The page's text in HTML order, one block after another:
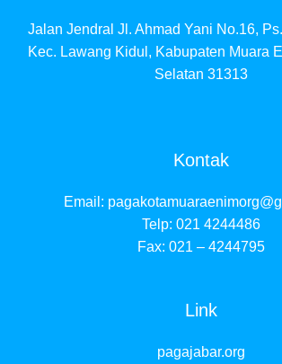
Jalan Jendral Jl. Ahmad Yani No.16,
Kec. Lawang Kidul, Kabupaten Muara
Selatan 31313
Kontak
Email:
Telp: 021 4244486
Fax: 021 – 4244795
Link
pagajabar.org